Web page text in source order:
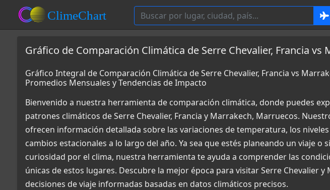
Gráfico de Comparación Climática de Serre Chevalier, Francia vs
Gráfico Integral de Comparación Climática de Serre Chevalier, Francia vs
Promedios Mensuales y Tendencias de Impacto
Bienvenido a nuestra herramienta de comparación climática, donde puedes
patrones climáticos de Serre Chevalier, Francia y Marrakech, Marruecos.
ofrecen información detallada sobre las variaciones de temperatura, los
cambios estacionales a lo largo del año. Ya sea que estés planeando un viaje o
curiosidad por el clima, nuestra herramienta te ayuda a comprender las
únicas de estos lugares. Descubre la mejor época para visitar Serre Chevalier y
decisiones de viaje informadas basadas en datos climáticos precisos.